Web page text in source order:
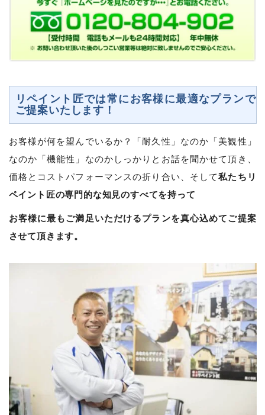
リペイント匠では常にお客様に最適なプランで
ご提案いたします！
お客様が何を望んでいるか？「耐久性」なのか「美観性」
なのか「機能性」なのかしっかりとお話を聞かせて頂き、
価格とコストパフォーマンスの折り合い、そして私たちリ
ペイント匠の専門的な知見のすべてを持って
お客様に最もご満足いただけるプランを真心込めてご提案
させて頂きます。